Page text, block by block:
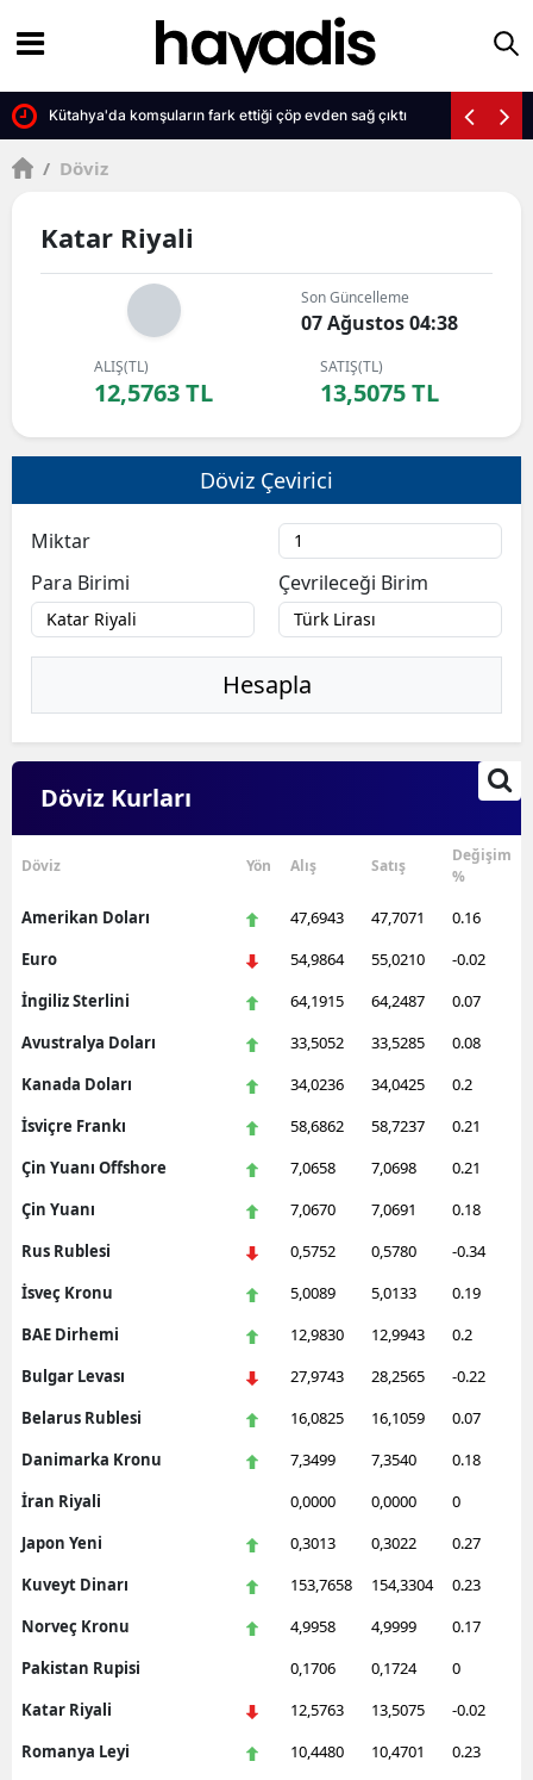
sürpriz vedaKütahya'da komşuların fark ettiği çöp evden sağ çıktı
/ Döviz
Katar Riyali
Son Güncelleme
07 Ağustos 04:38
ALIŞ(TL)
12,5763 TL
SATIŞ(TL)
13,5075 TL
Döviz Çevirici
Miktar
Para Birimi
Çevrileceği Birim
Hesapla
Döviz Kurları
Döviz Yön Alış Satış
Değişim
%
Amerikan Doları 47,6943 47,7071
0.16
Euro
54,9864 55,0210
-0.02
İngiliz Sterlini
64,1915 64,2487
0.07
Avustralya Doları
33,5052 33,5285
0.08
Kanada Doları
34,0236 34,0425
0.2
İsviçre Frankı
58,6862 58,7237
0.21
Çin Yuanı Offshore
7,0658 7,0698
0.21
Çin Yuanı
7,0670 7,0691
0.18
Rus Rublesi
0,5752 0,5780
-0.34
İsveç Kronu
5,0089 5,0133
0.19
BAE Dirhemi
12,9830 12,9943
0.2
Bulgar Levası
27,9743 28,2565
-0.22
Belarus Rublesi
16,0825 16,1059
0.07
Danimarka Kronu
7,3499 7,3540
0.18
İran Riyali
0,0000 0,0000
0
Japon Yeni
0,3013 0,3022
0.27
Kuveyt Dinarı
153,7658 154,3304
0.23
Norveç Kronu
4,9958 4,9999
0.17
Pakistan Rupisi
0,1706 0,1724
0
Katar Riyali
12,5763 13,5075
-0.02
Romanya Leyi
10,4480 10,4701
0.23